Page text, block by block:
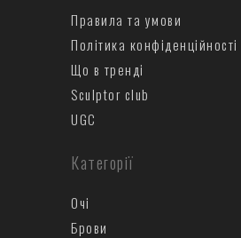
Категорії
Очі
Брови
Правила та умови
Політика конфіденційності
Що в тренді
Sculptor club
UGC